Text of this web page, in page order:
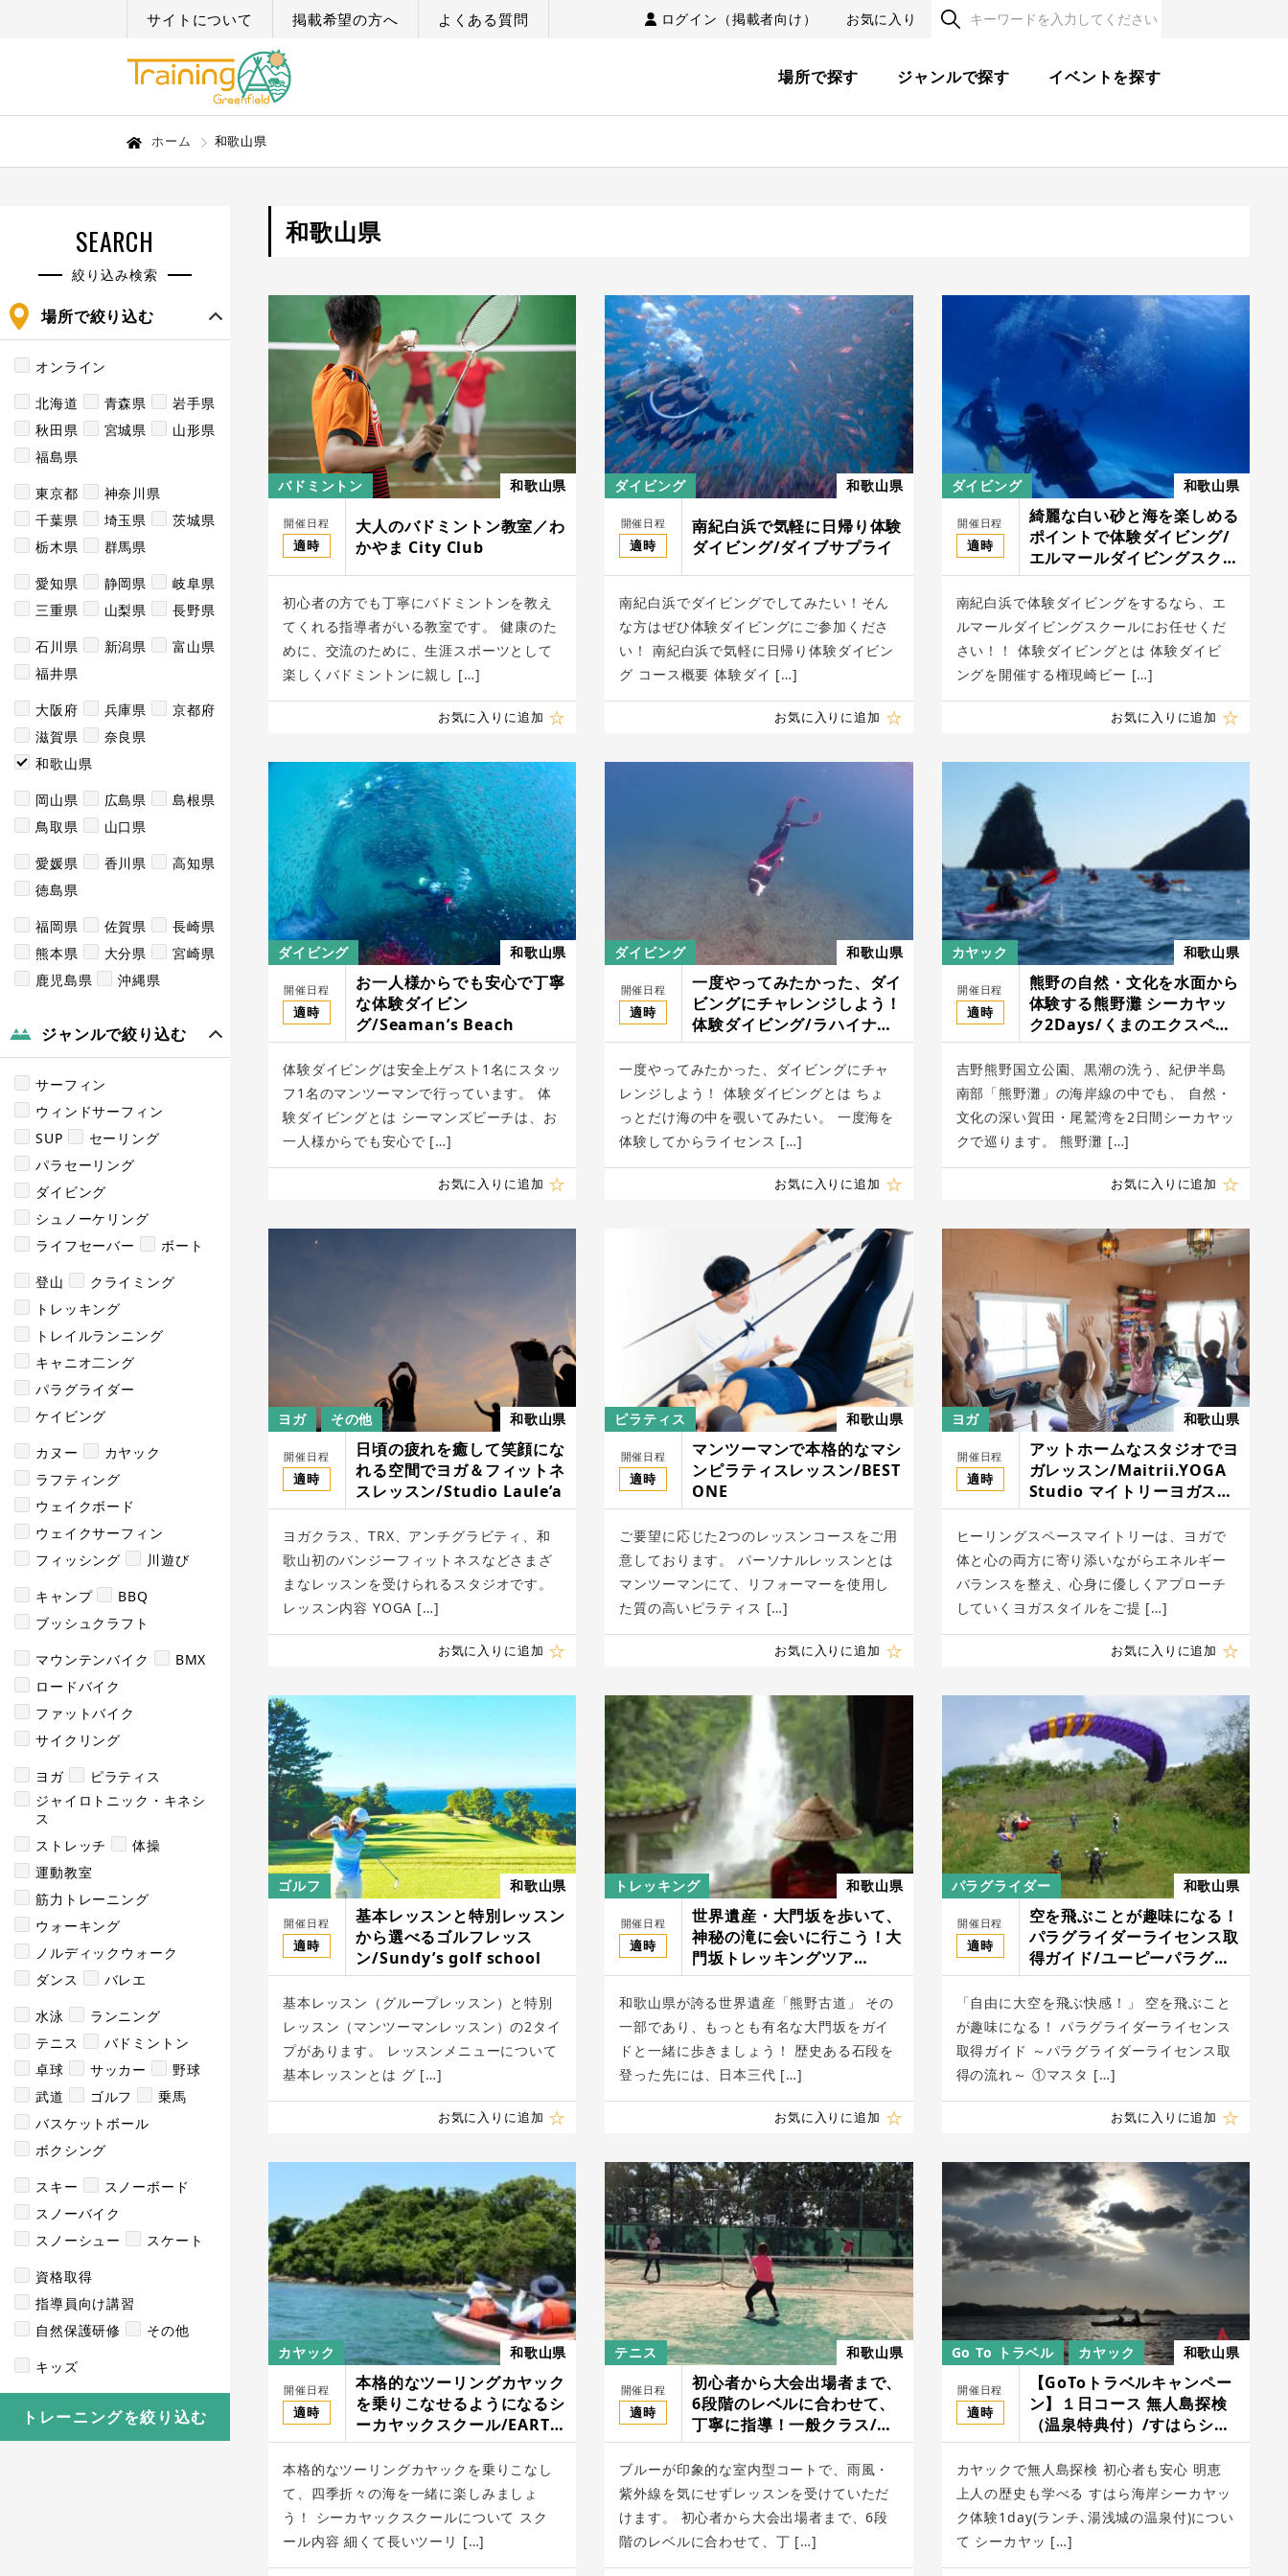
サイトについて 掲載希望の方へ よくある質問 ログイン（掲載者向け） お気に入り
場所で探す ジャンルで探す イベントを探す
ホーム 和歌山県
SEARCH
絞り込み検索
場所で絞り込む
オンライン
北海道
青森県
岩手県
秋田県
宮城県
山形県
福島県
東京都
神奈川県
千葉県
埼玉県
茨城県
栃木県
群馬県
愛知県
静岡県
岐阜県
三重県
山梨県
長野県
石川県
新潟県
富山県
福井県
大阪府
兵庫県
京都府
滋賀県
奈良県
和歌山県
岡山県
広島県
島根県
鳥取県
山口県
愛媛県
香川県
高知県
徳島県
福岡県
佐賀県
長崎県
熊本県
大分県
宮崎県
鹿児島県
沖縄県
ジャンルで絞り込む
サーフィン
ウィンドサーフィン
SUP
セーリング
パラセーリング
ダイビング
シュノーケリング
ライフセーバー
ボート
登山
クライミング
トレッキング
トレイルランニング
キャニオ二ング
パラグライダー
ケイビング
カヌー
カヤック
ラフティング
ウェイクボード
ウェイクサーフィン
フィッシング
川遊び
キャンプ
BBQ
ブッシュクラフト
マウンテンバイク
BMX
ロードバイク
ファットバイク
サイクリング
ヨガ
ピラティス
ジャイロトニック・キネシ
ス
ストレッチ
体操
運動教室
筋力トレーニング
ウォーキング
ノルディックウォーク
ダンス
バレエ
水泳
ランニング
テニス
バドミントン
卓球
サッカー
野球
武道
ゴルフ
乗馬
バスケットボール
ボクシング
スキー
スノーボード
スノーバイク
スノーシュー
スケート
資格取得
指導員向け講習
自然保護研修
その他
キッズ
トレーニングを絞り込む
和歌山県
バドミントン 和歌山県
開催日程
適時
大人のバドミントン教室／わ
かやま City Club
初心者の方でも丁寧にバドミントンを教え
てくれる指導者がいる教室です。 健康のた
めに、交流のために、生涯スポーツとして
楽しくバドミントンに親し […]
お気に入りに追加
ダイビング 和歌山県
開催日程
適時
南紀白浜で気軽に日帰り体験
ダイビング/ダイブサプライ
南紀白浜でダイビングでしてみたい！そん
な方はぜひ体験ダイビングにご参加くださ
い！ 南紀白浜で気軽に日帰り体験ダイビン
グ コース概要 体験ダイ […]
お気に入りに追加
ダイビング 和歌山県
開催日程
適時
綺麗な白い砂と海を楽しめる
ポイントで体験ダイビング/
エルマールダイビングスクー
ル南紀白浜
南紀白浜で体験ダイビングをするなら、エ
ルマールダイビングスクールにお任せくだ
さい！！ 体験ダイビングとは 体験ダイビ
ングを開催する権現崎ビー […]
お気に入りに追加
ダイビング 和歌山県
開催日程
適時
お一人様からでも安心で丁寧
な体験ダイビン
グ/Seaman’s Beach
体験ダイビングは安全上ゲスト1名にスタッ
フ1名のマンツーマンで行っています。 体
験ダイビングとは シーマンズビーチは、お
一人様からでも安心で […]
お気に入りに追加
ダイビング 和歌山県
開催日程
適時
一度やってみたかった、ダイ
ビングにチャレンジしよう！
体験ダイビング/ラハイナ
(LAHAINA) 白浜
一度やってみたかった、ダイビングにチャ
レンジしよう！ 体験ダイビングとは ちょ
っとだけ海の中を覗いてみたい。 一度海を
体験してからライセンス […]
お気に入りに追加
カヤック 和歌山県
開催日程
適時
熊野の自然・文化を水面から
体験する熊野灘 シーカヤッ
ク2Days/くまのエクスペリ
エンス
吉野熊野国立公園、黒潮の洗う、紀伊半島
南部「熊野灘」の海岸線の中でも、 自然・
文化の深い賀田・尾鷲湾を2日間シーカヤッ
クで巡ります。 熊野灘 […]
お気に入りに追加
ヨガ その他 和歌山県
開催日程
適時
日頃の疲れを癒して笑顔にな
れる空間でヨガ＆フィットネ
スレッスン/Studio Laule’a
ヨガクラス、TRX、アンチグラビティ、和
歌山初のバンジーフィットネスなどさまざ
まなレッスンを受けられるスタジオです。
レッスン内容 YOGA […]
お気に入りに追加
ピラティス 和歌山県
開催日程
適時
マンツーマンで本格的なマシ
ンピラティスレッスン/BEST
ONE
ご要望に応じた2つのレッスンコースをご用
意しております。 パーソナルレッスンとは
マンツーマンにて、リフォーマーを使用し
た質の高いピラティス […]
お気に入りに追加
ヨガ 和歌山県
開催日程
適時
アットホームなスタジオでヨ
ガレッスン/Maitrii.YOGA
Studio マイトリーヨガスタ
ジオ
ヒーリングスペースマイトリーは、ヨガで
体と心の両方に寄り添いながらエネルギー
バランスを整え、心身に優しくアプローチ
していくヨガスタイルをご提 […]
お気に入りに追加
ゴルフ 和歌山県
開催日程
適時
基本レッスンと特別レッスン
から選べるゴルフレッス
ン/Sundy’s golf school
基本レッスン（グループレッスン）と特別
レッスン（マンツーマンレッスン）の2タイ
プがあります。 レッスンメニューについて
基本レッスンとは グ […]
お気に入りに追加
トレッキング 和歌山県
開催日程
適時
世界遺産・大門坂を歩いて、
神秘の滝に会いに行こう！大
門坂トレッキングツア
ー/KUMANO OUTDOOR
TRIP
和歌山県が誇る世界遺産「熊野古道」 その
一部であり、もっとも有名な大門坂をガイ
ドと一緒に歩きましょう！ 歴史ある石段を
登った先には、日本三代 […]
お気に入りに追加
パラグライダー 和歌山県
開催日程
適時
空を飛ぶことが趣味になる！
パラグライダーライセンス取
得ガイド/ユーピーパラグラ
イダースクール
「自由に大空を飛ぶ快感！」 空を飛ぶこと
が趣味になる！ パラグライダーライセンス
取得ガイド ～パラグライダーライセンス取
得の流れ～ ①マスタ […]
お気に入りに追加
カヤック 和歌山県
開催日程
適時
本格的なツーリングカヤック
を乗りこなせるようになるシ
ーカヤックスクール/EARTH
MATE
本格的なツーリングカヤックを乗りこなし
て、四季折々の海を一緒に楽しみましょ
う！ シーカヤックスクールについて スク
ール内容 細くて長いツーリ […]
テニス 和歌山県
開催日程
適時
初心者から大会出場者まで、
6段階のレベルに合わせて、
丁寧に指導！一般クラス/ワ
カヤマテニススクール
ブルーが印象的な室内型コートで、雨風・
紫外線を気にせずレッスンを受けていただ
けます。 初心者から大会出場者まで、6段
階のレベルに合わせて、丁 […]
Go To トラベル カヤック 和歌山県
開催日程
適時
【GoToトラベルキャンペー
ン】１日コース 無人島探検
（温泉特典付）/すはらシー
サイドハウス
カヤックで無人島探検 初心者も安心 明恵
上人の歴史も学べる すはら海岸シーカヤッ
ク体験1day(ランチ､湯浅城の温泉付)につい
て シーカヤッ […]